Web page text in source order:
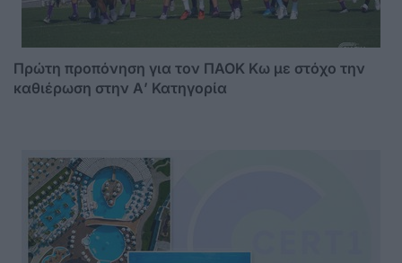
Πρώτη προπόνηση για τον ΠΑΟΚ Κω με στόχο την
καθιέρωση στην Α’ Κατηγορία